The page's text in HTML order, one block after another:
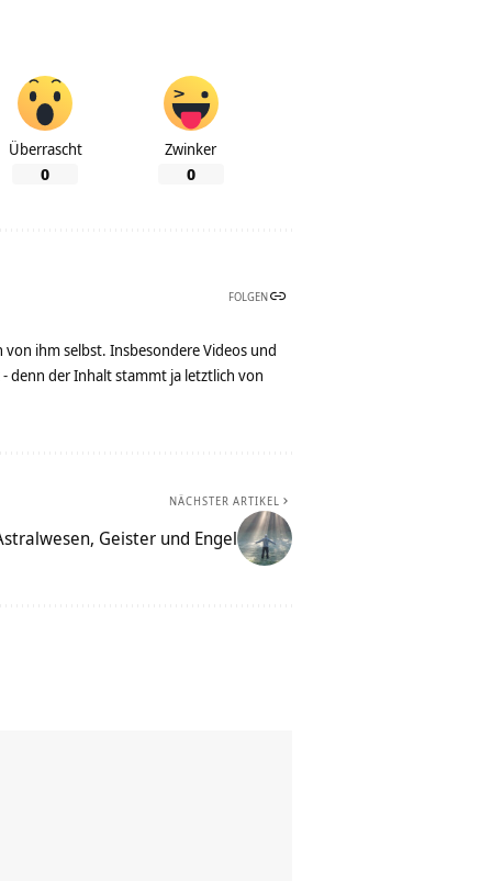
Überrascht
0
Zwinker
0
FOLGEN
ihm selbst. Insbesondere Videos und
denn der Inhalt stammt ja letztlich von
NÄCHSTER ARTIKEL
Geister und Engel